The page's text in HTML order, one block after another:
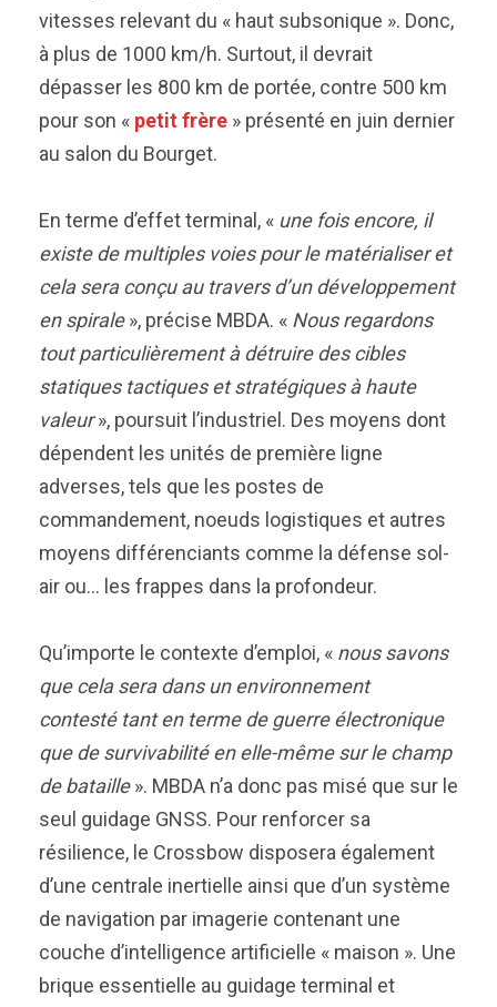
vitesses relevant du « haut subsonique ». Donc,
à plus de 1000 km/h. Surtout, il devrait
dépasser les 800 km de portée, contre 500 km
pour son « petit frère » présenté en juin dernier
au salon du Bourget.
En terme d’effet terminal, « une fois encore, il
existe de multiples voies pour le matérialiser et
cela sera conçu au travers d’un développement
en spirale», précise MBDA. « Nous regardons
tout particulièrement à détruire des cibles
statiques tactiques et stratégiques à haute
valeur», poursuit l’industriel. Des moyens dont
dépendent les unités de première ligne
adverses, tels que les postes de
commandement, noeuds logistiques et autres
moyens différenciants comme la défense sol-
air ou… les frappes dans la profondeur.
Qu’importe le contexte d’emploi, « nous savons
que cela sera dans un environnement
contesté tant en terme de guerre électronique
que de survivabilité en elle-même sur le champ
de bataille». MBDA n’a donc pas misé que sur le
seul guidage GNSS. Pour renforcer sa
résilience, le Crossbow disposera également
d’une centrale inertielle ainsi que d’un système
de navigation par imagerie contenant une
couche d’intelligence artificielle « maison ». Une
brique essentielle au guidage terminal et